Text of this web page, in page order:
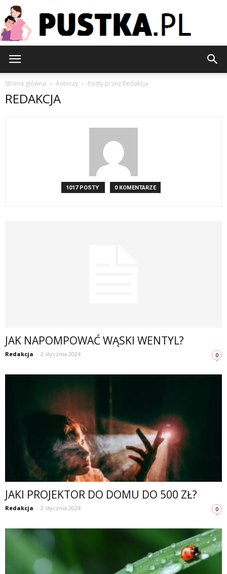
Strona główna Autorzy Posty przez Redakcja
REDAKCJA
1017 POSTY 0 KOMENTARZE
JAK NAPOMPOWAĆ WĄSKI WENTYL?
Redakcja - 2 stycznia 2024 0
JAKI PROJEKTOR DO DOMU DO 500 ZŁ?
Redakcja - 2 stycznia 2024 0